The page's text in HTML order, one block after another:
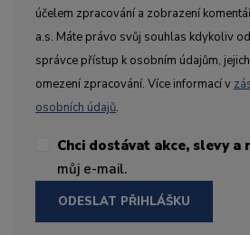
účelem zpracování a zobrazení
a.s. Máte právo svůj souhlas kdykoliv
správce přístup k osobním údajům,
omezení zpracování. Více informací v
osobních údajů.
Chci dostávat akce, slevy a
můj e-mail.
ODESLAT PŘIHLÁŠKU